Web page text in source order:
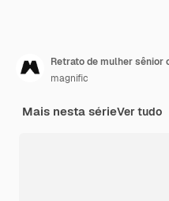
magnific
Mais nesta sérieVer tudo